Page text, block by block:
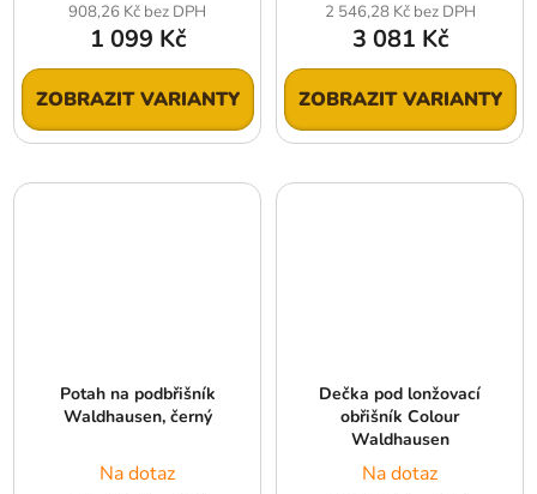
908,26 Kč bez DPH
1 099 Kč
ZOBRAZIT VARIANTY
2 546,28 Kč bez DPH
3 081 Kč
ZOBRAZIT VARIANTY
Potah na podbřišník
Waldhausen, černý
Na dotaz
Dečka pod lonžovací
obřišník Colour
Waldhausen
Na dotaz